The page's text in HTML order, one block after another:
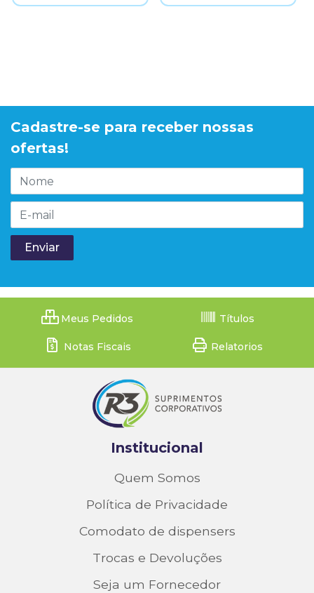
Cadastre-se para receber nossas
ofertas!
Meus Pedidos Títulos
Notas Fiscais Relatorios
Institucional
Quem Somos
Política de Privacidade
Comodato de dispensers
Trocas e Devoluções
Seja um Fornecedor